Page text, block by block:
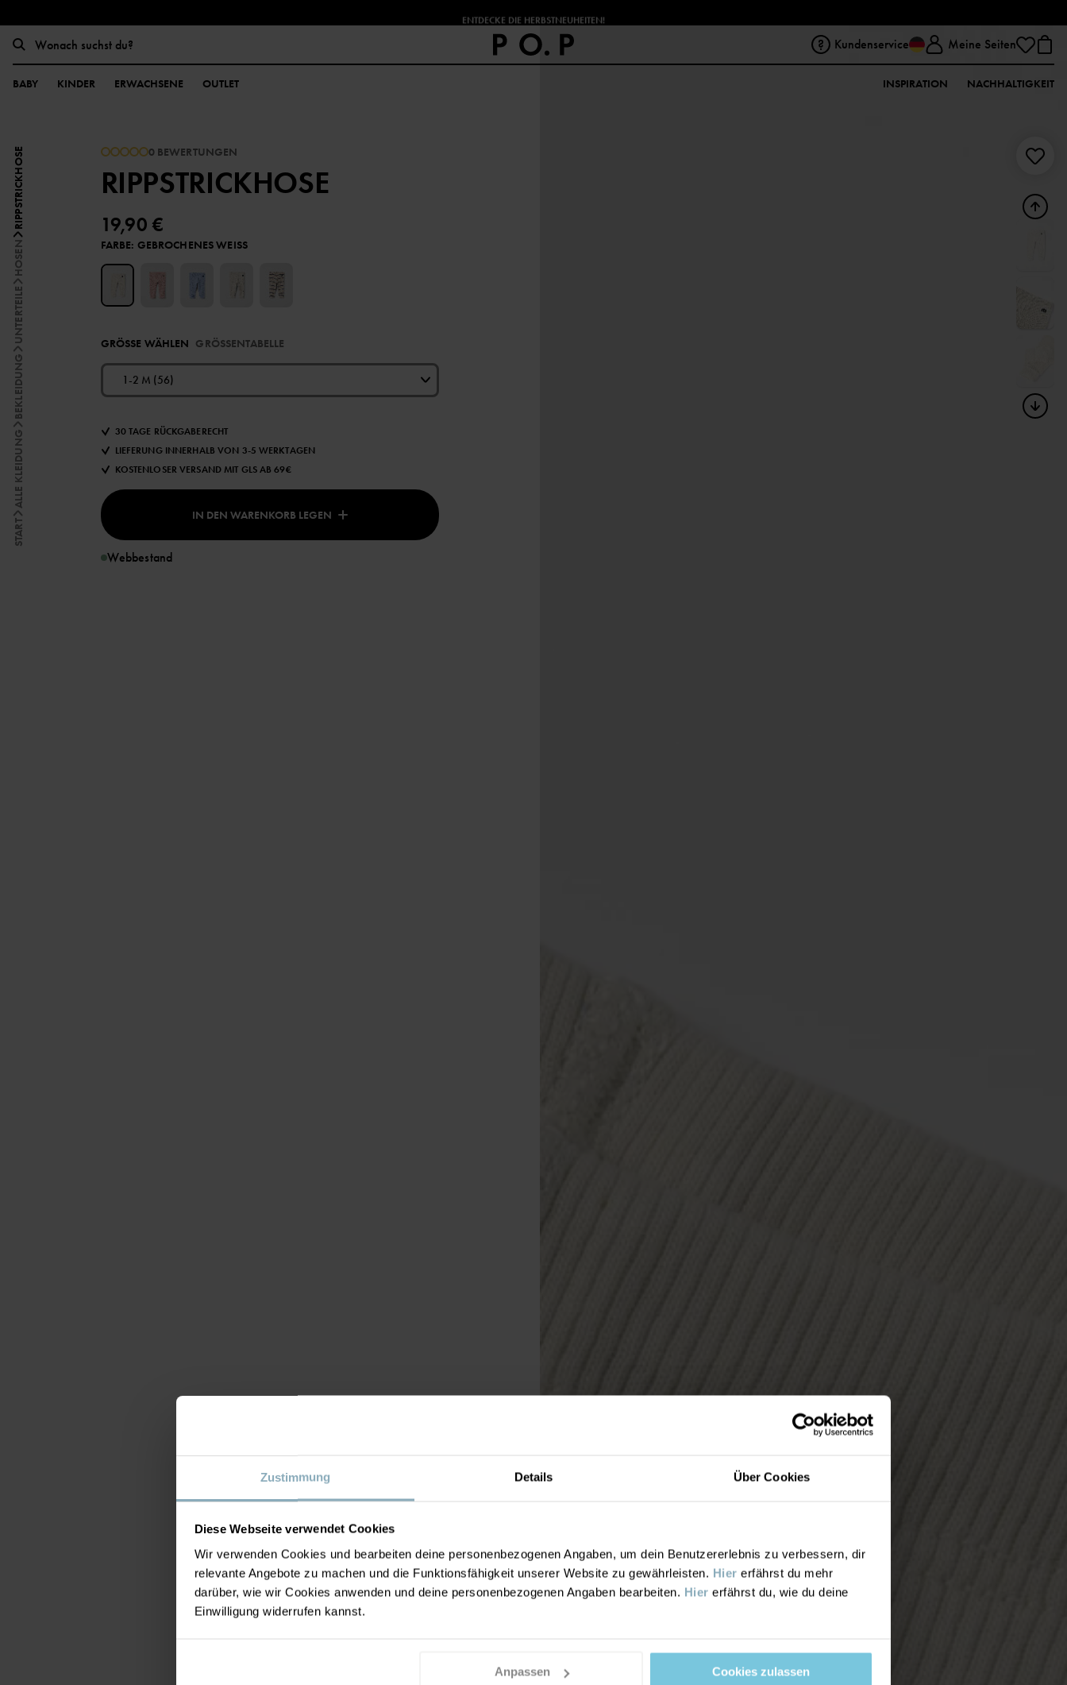
Zustimmung Details Über Cookies
Diese Webseite verwendet Cookies
Wir verwenden Cookies und bearbeiten deine personenbezogenen Angaben, um dein Benutzererlebnis zu verbessern, dir
relevante Angebote zu machen und die Funktionsfähigkeit unserer Website zu gewährleisten. Hier erfährst du mehr
darüber, wie wir Cookies anwenden und deine personenbezogenen Angaben bearbeiten. Hier erfährst du, wie du deine
Einwilligung widerrufen kannst.
Anpassen Cookies zulassen
Kundenservice Meine Seiten
BABY KINDER ERWACHSENE OUTLET INSPIRATION NACHHALTIGKEIT
START
ALLE KLEIDUNG
BEKLEIDUNG
UNTERTEILE
HOSEN
RIPPSTRICKHOSE 0 BEWERTUNGEN
RIPPSTRICKHOSE
19,90 €
FARBE: GEBROCHENES WEISS
GRÖSSE WÄHLEN GRÖSSENTABELLE
1-2 M (56)
30 TAGE RÜCKGABERECHT
LIEFERUNG INNERHALB VON 3-5 WERKTAGEN
KOSTENLOSER VERSAND MIT GLS AB 69€
IN DEN WARENKORB LEGEN
Webbestand